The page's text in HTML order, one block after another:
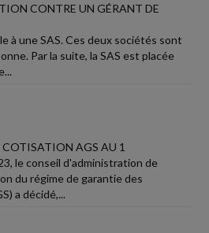
CONTRE UN GÉRANT DE
à une SAS. Ces deux sociétés sont
Par la suite, la SAS est placée
AGS AU 1
le conseil d'administration de
du régime de garantie des
a décidé,...